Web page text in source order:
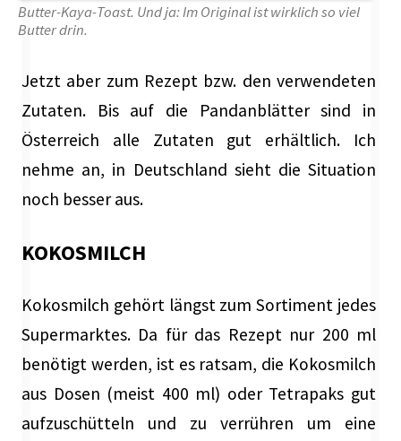
Butter-Kaya-Toast. Und ja: Im Original ist wirklich so viel
Butter drin.
Jetzt aber zum Rezept bzw. den verwendeten
Zutaten. Bis auf die Pandanblätter sind in
Österreich alle Zutaten gut erhältlich. Ich
nehme an, in Deutschland sieht die Situation
noch besser aus.
KOKOSMILCH
Kokosmilch gehört längst zum Sortiment jedes
Supermarktes. Da für das Rezept nur 200 ml
benötigt werden, ist es ratsam, die Kokosmilch
aus Dosen (meist 400 ml) oder Tetrapaks gut
aufzuschütteln und zu verrühren um eine